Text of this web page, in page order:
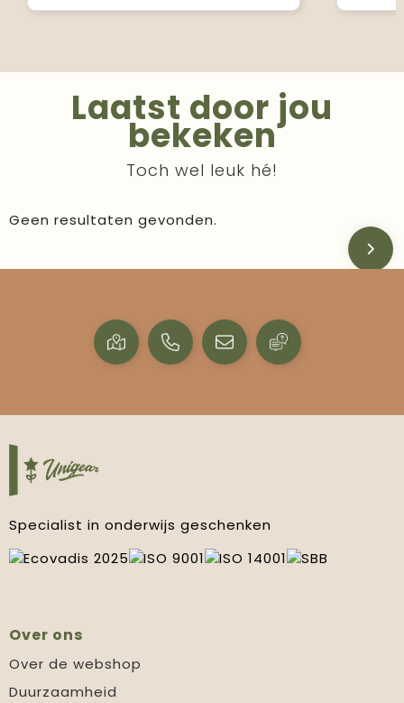
Laatst door jou
bekeken
Toch wel leuk hé!
Geen resultaten gevonden.
Specialist in onderwijs geschenken
Over ons
Over de webshop
Duurzaamheid